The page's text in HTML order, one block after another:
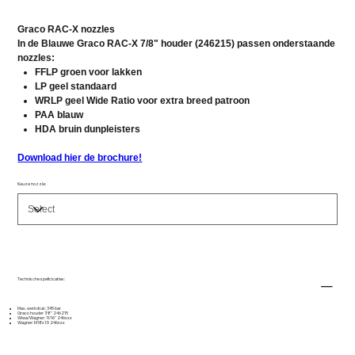
Graco RAC-X nozzles
In de Blauwe Graco RAC-X 7/8" houder (246215) passen onderstaande
nozzles:
FFLP groen voor lakken
LP geel standaard
WRLP geel Wide Ratio voor extra breed patroon
PAA blauw
HDA bruin dunpleisters
Download hier de brochure!
Keuze nozzle:
Technische speficicaties:
Max. werkdruk: 345 bar
Graco houder 7/8" 246215
Wiwa/Wagner: 11/16" 246xxx
Wagner: M18x1.5 246xxx